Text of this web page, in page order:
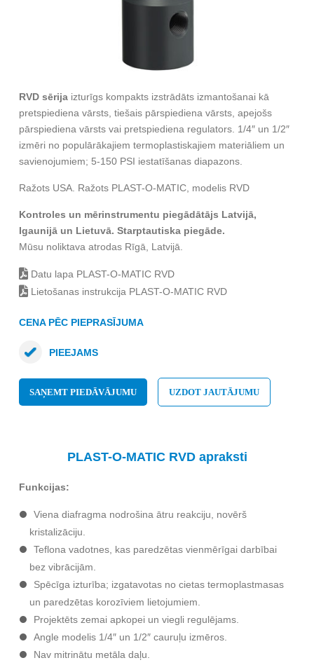
RVD sērija izturīgs kompakts izstrādāts izmantošanai kā
pretspiediena vārsts, tiešais pārspiediena vārsts, apejošs
pārspiediena vārsts vai pretspiediena regulators. 1/4″ un 1/2″
izmēri no populārākajiem termoplastiskajiem materiāliem un
savienojumiem; 5-150 PSI iestatīšanas diapazons.
Ražots USA. Ražots PLAST-O-MATIC, modelis RVD
Kontroles un mērinstrumentu piegādātājs Latvijā,
Igaunijā un Lietuvā. Starptautiska piegāde.
Mūsu noliktava atrodas Rīgā, Latvijā.
Datu lapa PLAST-O-MATIC RVD
Lietošanas instrukcija PLAST-O-MATIC RVD
CENA PĒC PIEPRASĪJUMA
PIEEJAMS
SAŅEMT PIEDĀVĀJUMU UZDOT JAUTĀJUMU
PLAST-O-MATIC RVD apraksti
Funkcijas:
Viena diafragma nodrošina ātru reakciju, novērš
kristalizāciju.
Teflona vadotnes, kas paredzētas vienmērīgai darbībai
bez vibrācijām.
Spēcīga izturība; izgatavotas no cietas termoplastmasas
un paredzētas korozīviem lietojumiem.
Projektēts zemai apkopei un viegli regulējams.
Angle modelis 1/4″ un 1/2″ cauruļu izmēros.
Nav mitrinātu metāla daļu.